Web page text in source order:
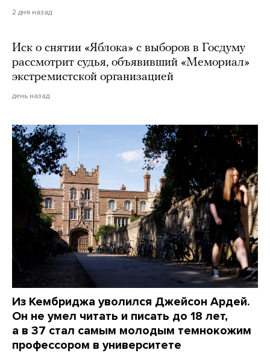
2 дня назад
Иск о снятии «Яблока» с выборов в Госдуму
рассмотрит судья, объявивший «Мемориал»
экстремистской организацией
день назад
Из Кембриджа уволился Джейсон Ардей.
Он не умел читать и писать до 18 лет,
а в 37 стал самым молодым темнокожим
профессором в университете